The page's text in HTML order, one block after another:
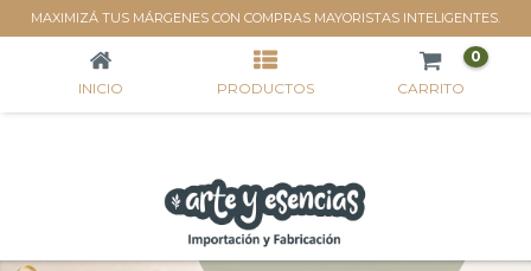
MAXIMIZÁ TUS MÁRGENES CON COMPRAS MAYORISTAS INTELIGENTES.
VUELTA AL COLE
INICIO PRODUCTOS CARRITO
0